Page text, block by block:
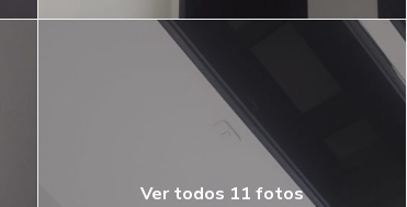
Ver todos 11 fotos